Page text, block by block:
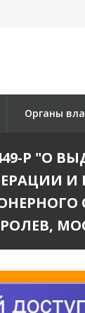
Органы
Р